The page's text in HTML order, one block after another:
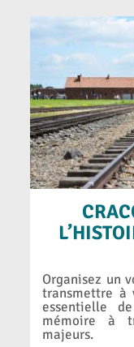
Organisez un
transmettre à
essentielle
mémoire à
majeurs.